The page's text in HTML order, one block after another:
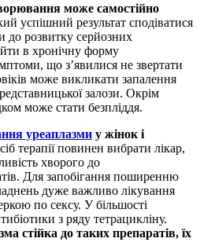
може самостійно
успішний результат сподіватися
до розвитку серйозних
в хронічну форму
що з’явилися не звертати
може викликати запалення
залози. Окрім
може стати безпліддя.
уреаплазми у жінок і
терапії повинен вибрати лікар,
хворого до
Для запобігання поширенню
дуже важливо лікування
по сексу. У більшості
з ряду тетрацикліну.
стійка до таких препаратів, їх